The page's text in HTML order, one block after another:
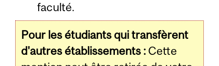
faculté.
Pour les étudiants qui transfèrent
d'autres établissements : Cette